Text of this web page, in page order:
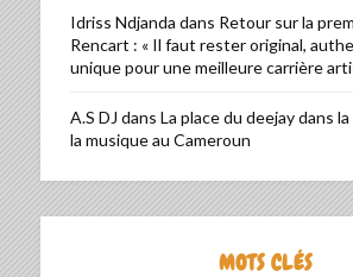
Idriss Ndjanda dans Retour sur la
Rencart : « Il faut rester original,
unique pour une meilleure carrière
A.S DJ dans La place du deejay dans
la musique au Cameroun
MOTS CLÉS